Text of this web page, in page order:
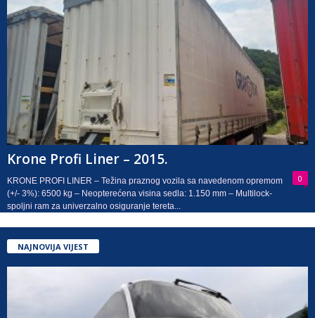
Krone Profi Liner – 2015.
0
KRONE PROFI LINER – Težina praznog vozila sa navedenom opremom
(+/- 3%): 6500 kg – Neopterećena visina sedla: 1.150 mm – Multilock-
spoljni ram za univerzalno osiguranje tereta...
NAJNOVIJA VIJEST